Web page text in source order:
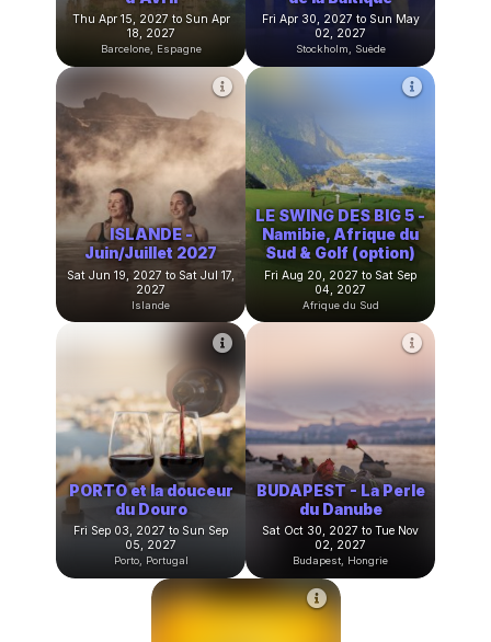
BARCELONE - Féria
d'Avril
Thu Apr 15, 2027 to Sun Apr
18, 2027
Barcelone, Espagne
STOCKHOLM - perle
de la Baltique
Fri Apr 30, 2027 to Sun May
02, 2027
Stockholm, Suède
ISLANDE -
Juin/Juillet 2027
Sat Jun 19, 2027 to Sat Jul 17,
2027
Islande
LE SWING DES BIG 5 -
Namibie, Afrique du
Sud & Golf (option)
Fri Aug 20, 2027 to Sat Sep
04, 2027
Afrique du Sud